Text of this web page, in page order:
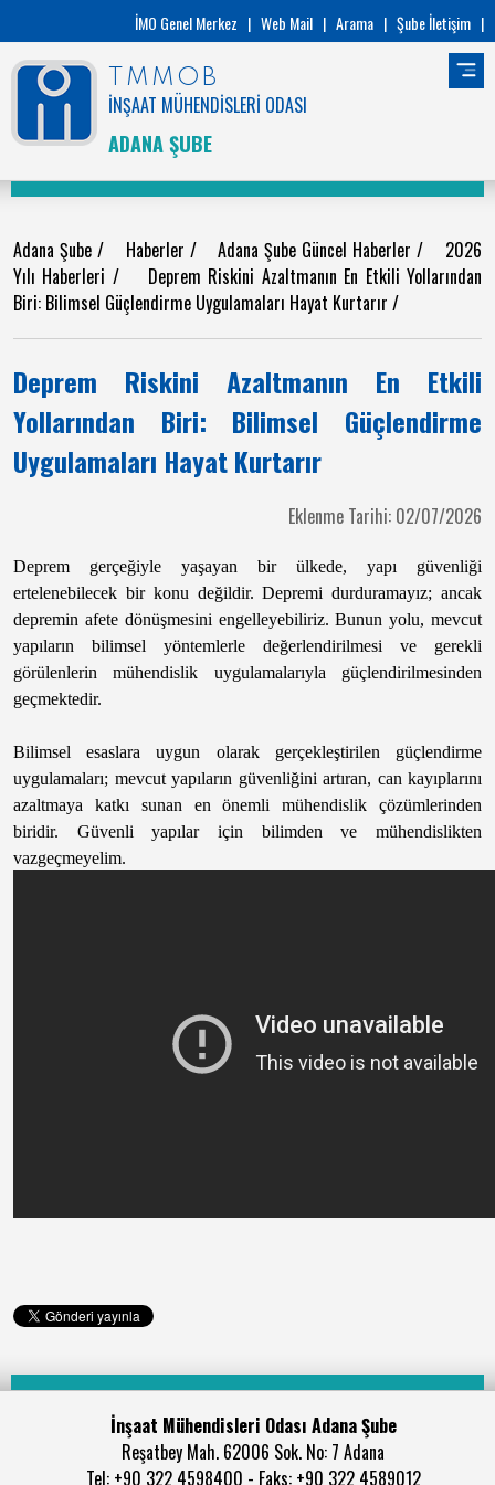
İMO Genel Merkez | Web Mail | Arama | Şube İletişim |
TMMOB
İNŞAAT MÜHENDİSLERİ ODASI
ADANA ŞUBE
Adana Şube / Haberler /Adana Şube Güncel Haberler/ 2026
Yılı Haberleri / Deprem Riskini Azaltmanın En Etkili Yollarından
Biri: Bilimsel Güçlendirme Uygulamaları Hayat Kurtarır /
Deprem Riskini Azaltmanın En Etkili
Yollarından Biri: Bilimsel Güçlendirme
Uygulamaları Hayat Kurtarır
Eklenme Tarihi: 02/07/2026
Deprem gerçeğiyle yaşayan bir ülkede, yapı güvenliği
ertelenebilecek bir konu değildir. Depremi durduramayız; ancak
depremin afete dönüşmesini engelleyebiliriz. Bunun yolu, mevcut
yapıların bilimsel yöntemlerle değerlendirilmesi ve gerekli
görülenlerin mühendislik uygulamalarıyla güçlendirilmesinden
geçmektedir.
Bilimsel esaslara uygun olarak gerçekleştirilen güçlendirme
uygulamaları; mevcut yapıların güvenliğini artıran, can kayıplarını
azaltmaya katkı sunan en önemli mühendislik çözümlerinden
biridir. Güvenli yapılar için bilimden ve mühendislikten
vazgeçmeyelim.
İnşaat Mühendisleri Odası Adana Şube
Reşatbey Mah. 62006 Sok. No: 7 Adana
Tel: +90 322 4598400 - Faks: +90 322 4589012